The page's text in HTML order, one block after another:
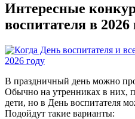
Интересные
воспитателя в 2026
В праздничный день можно
Обычно на утренниках в них,
дети, но в День воспитателя
Подойдут такие варианты: